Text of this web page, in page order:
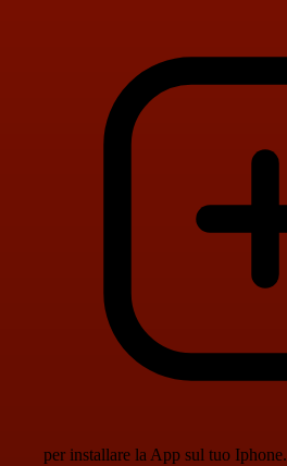
per installare la App sul tuo Iphone.